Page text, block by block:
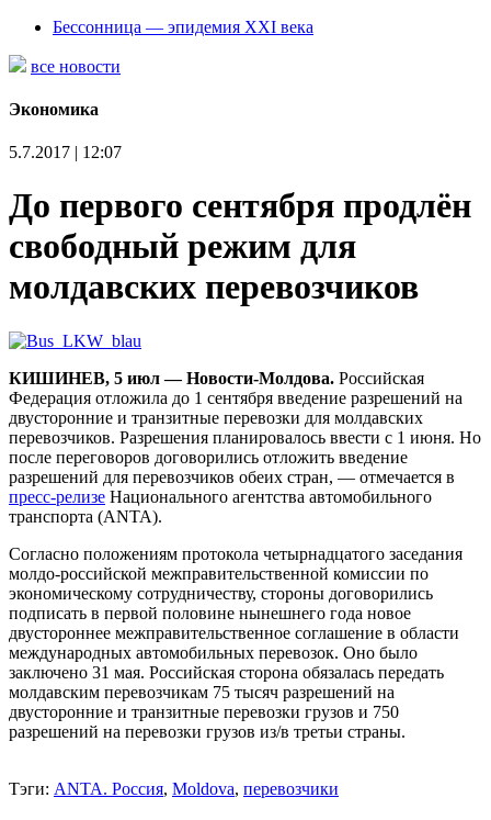
Бессонница — эпидемия XXI века
все новости
Экономика
5.7.2017 | 12:07
До первого сентября продлён
свободный режим для
молдавских перевозчиков
КИШИНЕВ, 5 июл — Новости-Молдова. Российская
Федерация отложила до 1 сентября введение разрешений на
двусторонние и транзитные перевозки для молдавских
перевозчиков. Разрешения планировалось ввести с 1 июня. Но
после переговоров договорились отложить введение
разрешений для перевозчиков обеих стран, — отмечается в
пресс-релизе Национального агентства автомобильного
транспорта (ANTA).
Согласно положениям протокола четырнадцатого заседания
молдо-российской межправительственной комиссии по
экономическому сотрудничеству, стороны договорились
подписать в первой половине нынешнего года новое
двустороннее межправительственное соглашение в области
международных автомобильных перевозок. Оно было
заключено 31 мая. Российская сторона обязалась передать
молдавским перевозчикам 75 тысяч разрешений на
двусторонние и транзитные перевозки грузов и 750
разрешений на перевозки грузов из/в третьи страны.
Тэги: ANTA. Россия, Moldova, перевозчики